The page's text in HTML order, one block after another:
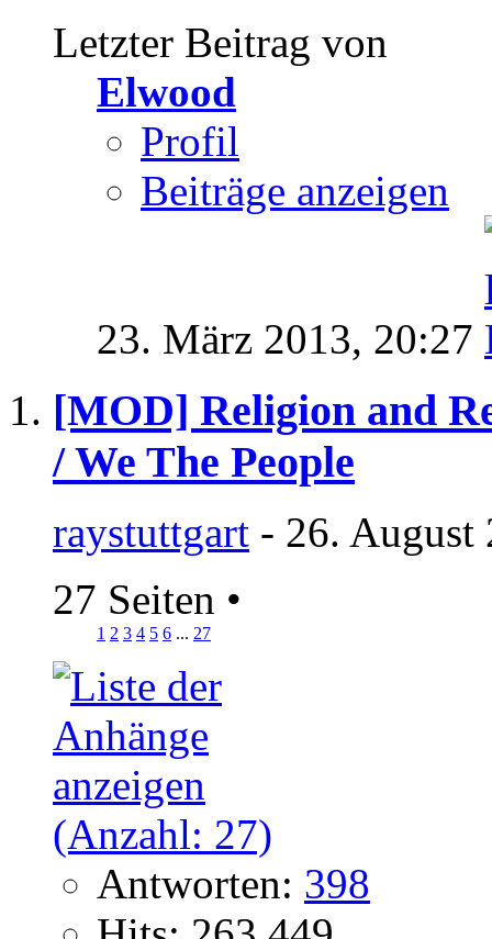
Letzter Beitrag von
Elwood
Profil
Beiträge anzeigen
23. März 2013, 20:27
[MOD] Religion and
/ We The People
raystuttgart - 26. August
27 Seiten •
1 2 3 4 5 6 ... 27
Antworten: 398